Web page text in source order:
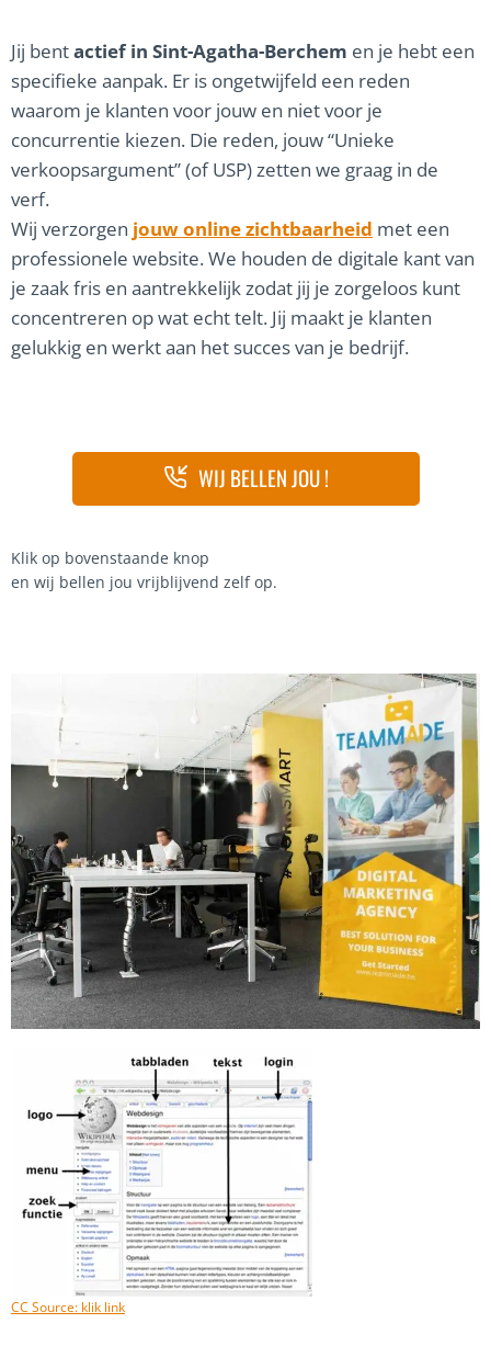
Jij bentactief in Sint-Agatha-Berchem en je hebt een
specifieke aanpak. Er is ongetwijfeld een reden
waarom je klanten voor jouw en niet voor je
concurrentie kiezen. Die reden, jouw “Unieke
verkoopsargument” (of USP) zetten we graag in de
verf.
Wij verzorgen jouw online zichtbaarheid met een
professionele website. We houden de digitale kant van
je zaak fris en aantrekkelijk zodat jij je zorgeloos kunt
concentreren op wat echt telt. Jij maakt je klanten
gelukkig en werkt aan het succes van je bedrijf.
WIJ BELLEN JOU !
Klik op bovenstaande knop
en wij bellen jou vrijblijvend zelf op.
CC Source: klik link